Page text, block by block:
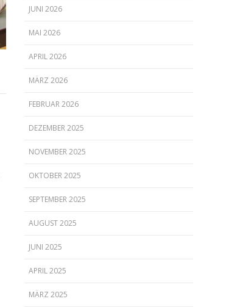
JUNI 2026
MAI 2026
APRIL 2026
MÄRZ 2026
FEBRUAR 2026
DEZEMBER 2025
NOVEMBER 2025
OKTOBER 2025
SEPTEMBER 2025
AUGUST 2025
JUNI 2025
APRIL 2025
MÄRZ 2025